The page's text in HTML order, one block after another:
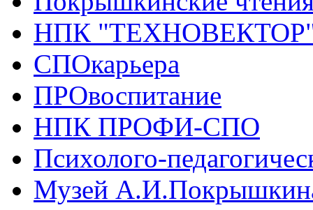
НПК
СПОкарьера
ПРОвоспитание
НПК ПРОФИ-СПО
Психолого-
Музей